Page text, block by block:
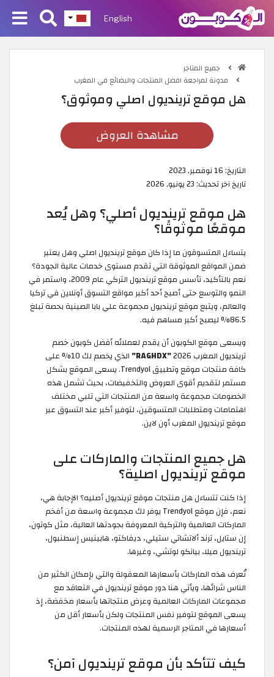
English
جميع المتاجر
مدونة لمراجعة افضل المنتجات والبضائع في المغرب
هل موقع ترينديول اصلي وموثوق؟
مشاهدة العروض
التاريخ:16 نوفمبر, 2023
تاريخ آخر تحديث:23 يونيو, 2026
هل موقع ترينديول أصلي؟ وهل يُعد
موقعًا موثوقًا؟
يتساءل المتسوقون ما إذا كان موقع ترينديول اصلي وهل يعتبر
ضمن المواقع الموثوقة التي تقدم مستوى خدمات عالية الجودة؟
نعم بالتأكيد، تأسس موقع ترينديول التركي عام 2009، واستمر في
النمو والتوسع حتى أصبح أحد أكبر مواقع التسوق أونلاين في تركيا
والعالم، ويتبع موقع ترينديول مجموعة علي بابا الصينية بحصة تبلغ
86.5% ليصبح أكبر مساهم فيه.
ويسعى موقع الكوبون أن يقدم لعملائه أفضل كوبون خصم
ترينديول المغرب 2026
"RAGHDX"
الذي يخصم لك 10% على
كافة منتجات موقع وتطبيق Trendyol. يسعى الموقع بشكل
مستمر لتقديم أقوى العروض والتخفيضات، بحيث تشمل هذه
الخصومات مجموعة واسعة من المنتجات التي تلبي مختلف
اهتمامات ومتطلبات المتسوقين، لتوفير أكبر عند التسوق عبر
موقع ترينديول المغرب أون لاين.
هل جميع المنتجات والماركات على
موقع ترينديول اصلية؟
إذا كنت تتساءل هل منتجات موقع ترينديول أصليه؟ الإجابة هي،
نعم، فإن موقع Trendyol يوفر لك مجموعة واسعة من أفخم
الماركات العالمية والتركية المعروفة بجودتها العالية، مثل كوتون،
إن ستايل، ترند ألاتشاتي ستيلي، ديفاكتو، هابينيس إسطنبول،
ترينديول ميلا، بيانكو لوتشي، وغيرها.
تُعرف هذه الماركات بأسعارها المعقولة والتي بإمكان الكثير من
الناس شرائها، ويأتي هنا دور موقع ترينديول في التعاقد مع
مجموعات الماركات العالمية وعرض منتجاتها بأسعار مخفضة، إذ
يسعى الموقع لتوفير نفس المنتجات ولكن بأسعار أقل من
أسعارها في المتاجر الرسمية لهذه المنتجات.
كيف تتأكد بأن موقع ترينديول آمن؟